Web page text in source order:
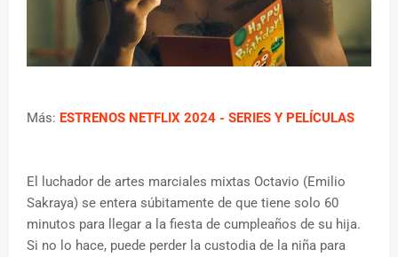
Más: ESTRENOS NETFLIX 2024 - SERIES Y PELÍCULAS
El luchador de artes marciales mixtas Octavio (Emilio
Sakraya) se entera súbitamente de que tiene solo 60
minutos para llegar a la fiesta de cumpleaños de su hija.
Si no lo hace, puede perder la custodia de la niña para